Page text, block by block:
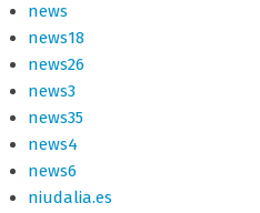
news
news18
news26
news3
news35
news4
news6
niudalia.es